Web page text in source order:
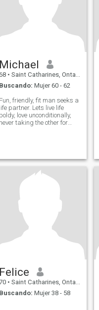
• Saint Catharines, Ontario, Canadá
Mujer 60 - 62
friendly, fit man seeks a
partner. Lets live life
love unconditionally,
taking the other for
• Saint Catharines, Ontario, Canadá
Mujer 38 - 58